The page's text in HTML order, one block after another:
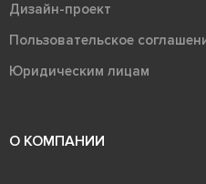
Дизайн-проект
Пользовательское
Юридическим лицам
О КОМПАНИИ